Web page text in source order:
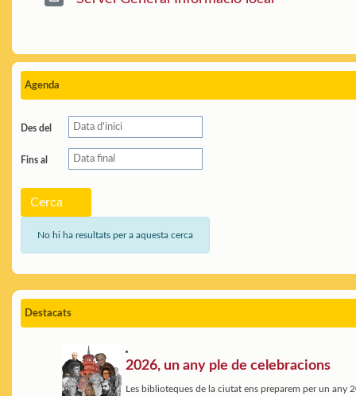
Agenda
Des del
Fins al
Cerca
No hi ha resultats per a aquesta cerca
Destacats
2026, un any ple de celebracions
Les biblioteques de la ciutat ens preparem per un any